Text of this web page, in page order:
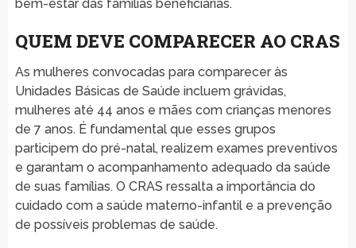
bem-estar das famílias beneficiárias.
QUEM DEVE COMPARECER AO CRAS
As mulheres convocadas para comparecer às
Unidades Básicas de Saúde incluem grávidas,
mulheres até 44 anos e mães com crianças menores
de 7 anos. É fundamental que esses grupos
participem do pré-natal, realizem exames preventivos
e garantam o acompanhamento adequado da saúde
de suas famílias. O CRAS ressalta a importância do
cuidado com a saúde materno-infantil e a prevenção
de possíveis problemas de saúde.